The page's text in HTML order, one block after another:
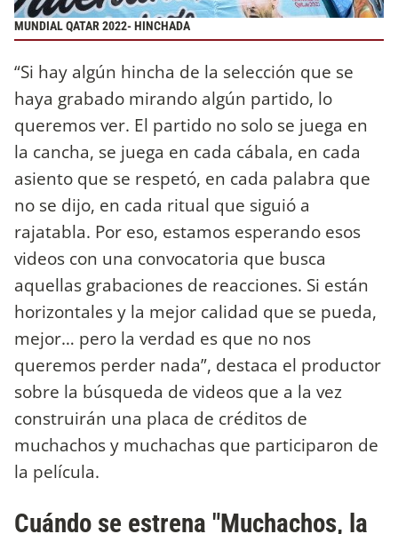
MUNDIAL QATAR 2022- HINCHADA
“Si hay algún hincha de la selección que se
haya grabado mirando algún partido, lo
queremos ver. El partido no solo se juega en
la cancha, se juega en cada cábala, en cada
asiento que se respetó, en cada palabra que
no se dijo, en cada ritual que siguió a
rajatabla. Por eso, estamos esperando esos
videos con una convocatoria que busca
aquellas grabaciones de reacciones. Si están
horizontales y la mejor calidad que se pueda,
mejor… pero la verdad es que no nos
queremos perder nada”, destaca el productor
sobre la búsqueda de videos que a la vez
construirán una placa de créditos de
muchachos y muchachas que participaron de
la película.
Cuándo se estrena "Muchachos, la